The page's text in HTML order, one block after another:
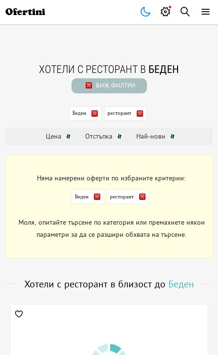
Ofertini
ХОТЕЛИ С РЕСТОРАНТ В БЕДЕН
ВИЖ ФИЛТРИ
Беден ресторант
Цена Отстъпка Най-нови
Няма намерени оферти по избраните критерии:
Беден ресторант
Моля, опитайте търсене по категория или премахнете някои
параметри за да се разшири обхвата на търсене.
Хотели с ресторант в близост до Беден